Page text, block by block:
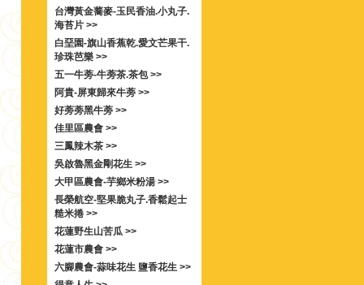
台灣黃金蕎麥-玉民香油.小丸子.
海苔片 >>
白堊園-旗山香蕉乾.愛文芒果干.
珍珠芭樂 >>
五一牛蒡-牛蒡茶.茶包 >>
阿貴-屏東歸來牛蒡 >>
好蒡蒡黑牛蒡 >>
佳里區農會 >>
三鳳辣木茶 >>
吳啟魯黑金剛花生 >>
大甲區農會-芋鄉米粉湯 >>
長榮航空-堅果脆丸子.香鬆起士
糙米捲 >>
花蓮野生山苦瓜 >>
花蓮市農會 >>
六腳農會-蒜味花生 鹽香花生 >>